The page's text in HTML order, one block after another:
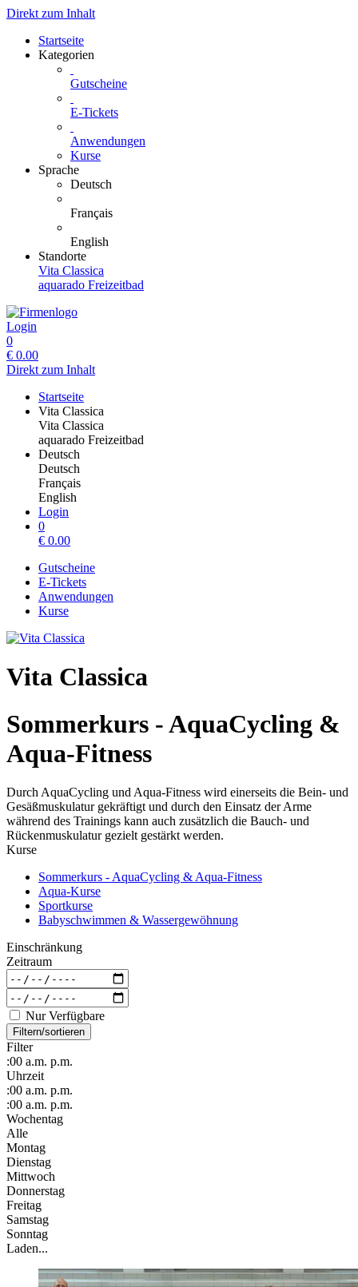
Direkt zum Inhalt
Startseite
Kategorien
Gutscheine
E-Tickets
Anwendungen
Kurse
Sprache
Deutsch
Français
English
Standorte
Vita Classica
aquarado Freizeitbad
Login
0
€ 0.00
Direkt zum Inhalt
Startseite
Vita Classica
Vita Classica
aquarado Freizeitbad
Deutsch
Deutsch
Français
English
Login
0
€ 0.00
Gutscheine
E-Tickets
Anwendungen
Kurse
Vita Classica
Sommerkurs - AquaCycling &
Aqua-Fitness
Durch AquaCycling und Aqua-Fitness wird einerseits die Bein- und
Gesäßmuskulatur gekräftigt und durch den Einsatz der Arme
während des Trainings kann auch zusätzlich die Bauch- und
Rückenmuskulatur gezielt gestärkt werden.
Kurse
Sommerkurs - AquaCycling & Aqua-Fitness
Aqua-Kurse
Sportkurse
Babyschwimmen & Wassergewöhnung
Einschränkung
Zeitraum
Nur Verfügbare
Filtern/sortieren
Filter
:00 a.m. p.m.
Uhrzeit
:00 a.m. p.m.
:00 a.m. p.m.
Wochentag
Alle
Montag
Dienstag
Mittwoch
Donnerstag
Freitag
Samstag
Sonntag
Laden...